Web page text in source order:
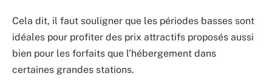
Cela dit, il faut souligner que les périodes basses sont
idéales pour profiter des prix attractifs proposés aussi
bien pour les forfaits que l’hébergement dans
certaines grandes stations.